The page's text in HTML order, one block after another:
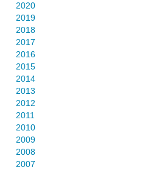
2020
2019
2018
2017
2016
2015
2014
2013
2012
2011
2010
2009
2008
2007